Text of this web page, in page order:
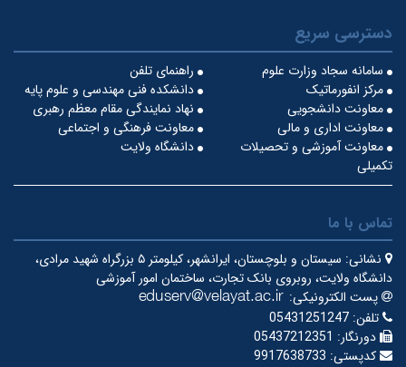
دسترسی سریع
راهنمای تلفن
سامانه سجاد وزارت علوم
دانشکده فنی مهندسی و علوم پایه
مرکز انفورماتیک
نهاد نمایندگی مقام معظم رهبری
معاونت دانشجویی
معاونت فرهنگی و اجتماعی
معاونت اداری و مالی
دانشگاه ولایت
معاونت آموزشی و تحصیلات
تکمیلی
تماس با ما
نشانی:
سیستان و بلوچستان، ایرانشهر، کیلومتر ۵ بزرگراه شهید مرادی،
دانشگاه ولایت، روبروی بانک تجارت، ساختمان امور آموزشی
پست الکترونیکی:
تلفن: 05431251247
دورنگار: 05437212351
کدپستی: 9917638733